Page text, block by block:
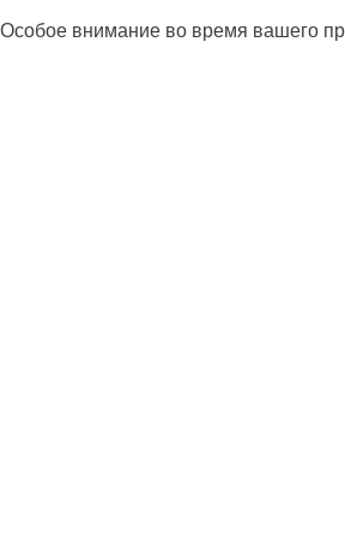
Особое внимание во время вашего